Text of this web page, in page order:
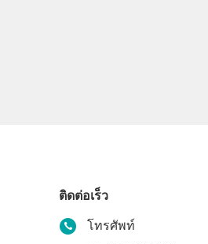
ติดต่อเร็ว
โทรศัพท์